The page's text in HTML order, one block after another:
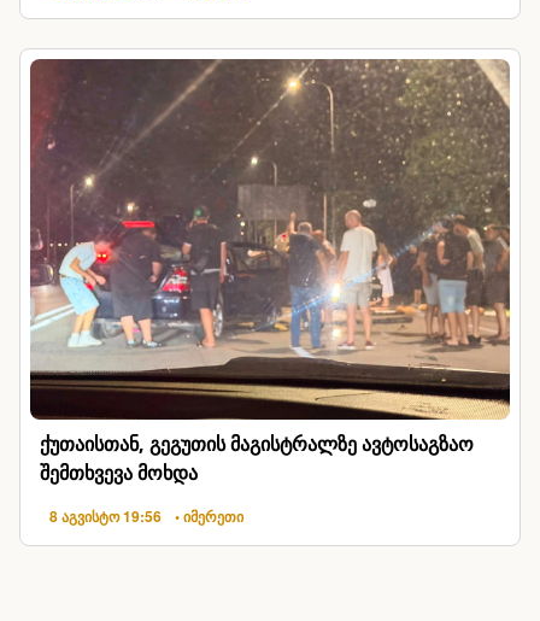
ქუთაისთან, გეგუთის მაგისტრალზე ავტოსაგზაო
შემთხვევა მოხდა
8 აგვისტო 19:56 • იმერეთი